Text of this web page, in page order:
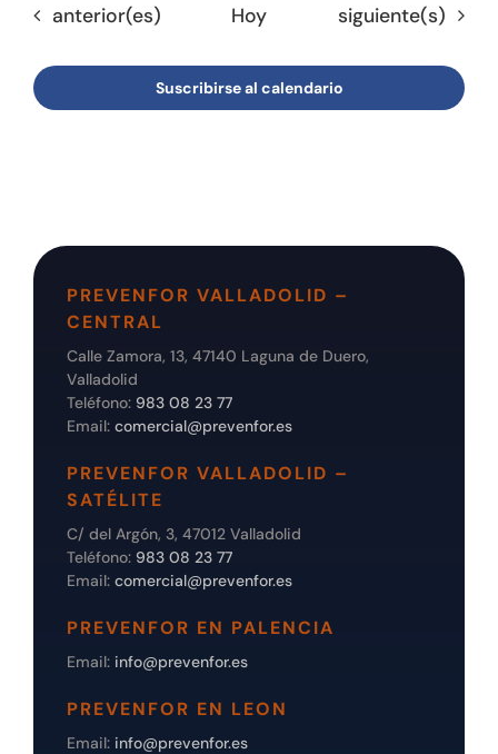
Eventos
anterior(es) Hoy Eventos
siguiente(s)
Suscribirse al calendario
PREVENFOR VALLADOLID –
CENTRAL
Calle Zamora, 13, 47140 Laguna de Duero,
Valladolid
Teléfono: 983 08 23 77
Email: comercial@prevenfor.es
PREVENFOR VALLADOLID –
SATÉLITE
C/ del Argón, 3, 47012 Valladolid
Teléfono: 983 08 23 77
Email: comercial@prevenfor.es
PREVENFOR EN PALENCIA
Email: info@prevenfor.es
PREVENFOR EN LEON
Email: info@prevenfor.es